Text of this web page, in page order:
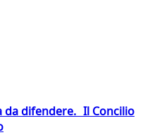
da difendere. Il Concilio